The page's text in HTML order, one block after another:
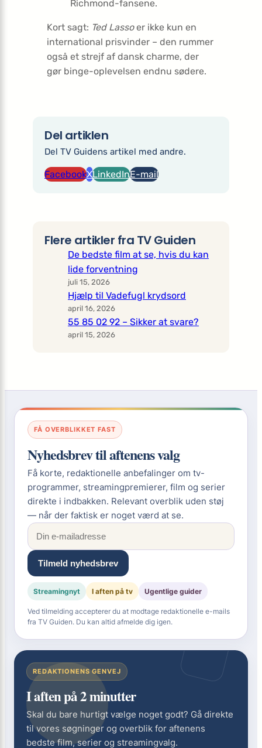
Richmond-fansene.
Kort sagt: Ted Lassoer ikke kun en
international prisvinder – den rummer
også et strejf af dansk charme, der
gør binge-oplevelsen endnu sødere.
Del artiklen
Del TV Guidens artikel med andre.
FacebookXLinkedInE-mail
Flere artikler fra TV Guiden
De bedste film at se, hvis du kan
lide forventning
juli 15, 2026
Hjælp til Vadefugl krydsord
april 16, 2026
55 85 02 92 – Sikker at svare?
april 15, 2026
FÅ OVERBLIKKET FAST
Nyhedsbrev til aftenens valg
Få korte, redaktionelle anbefalinger om tv-
programmer, streamingpremierer, film og serier
direkte i indbakken. Relevant overblik uden støj
— når der faktisk er noget værd at se.
Tilmeld nyhedsbrev
Streamingnyt I aften på tv Ugentlige guider
Ved tilmelding accepterer du at modtage redaktionelle e-mails
fra TV Guiden. Du kan altid afmelde dig igen.
REDAKTIONENS GENVEJ
I aften på 2 minutter
Skal du bare hurtigt vælge noget godt? Gå direkte
til vores søgninger og overblik for aftenens
bedste film, serier og streamingvalg.